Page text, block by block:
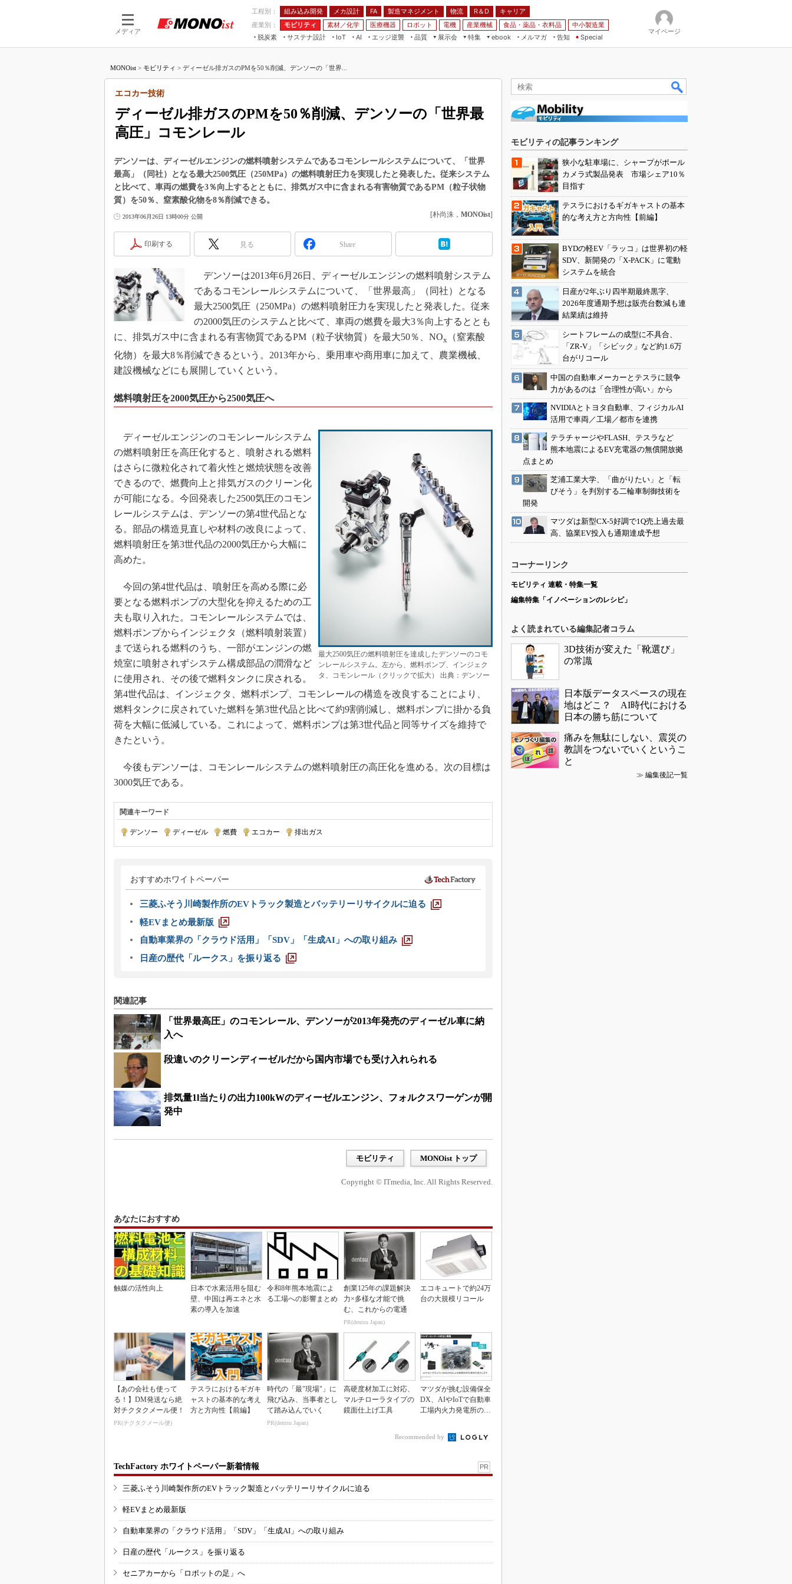
メディア
工程別： 組み込み開発 メカ設計 FA 製造マネジメント 物流 R＆D
キャリア
産業別：
モビリティ 素材／化学 医療機器 ロボット 電機 産業機械 食品・薬品・衣料品
中小製造業
脱炭素
サステナ設計
IoT
つながる工場
AI
AI×設備保全
エッジ逆襲 品質
展示会
JIMTOF
IIFES
TECHNO-FRONTIER
人テク展
AUTOMOTIVE WORLD
産業オープンネット展
特集
組み込み画像技術
組み込みモデリング
ISO26262
無償設計ツール
デジタルツインとCAE
S＆OP
インダストリー4.0
イノベーション
製造業ビッグデータ
海外生産
制御セキュリティ
新型コロナへの対応
ebook
メルマガ
告知 Special
マイページ
MONOist > モビリティ > ディーゼル排ガスのPMを50％削減、デンソーの「世界...
ディーゼル排ガスのPMを50％削減、デンソーの「世界最
高圧」コモンレール
エコカー技術
デンソーは、ディーゼルエンジンの燃料噴射システムであるコモンレールシステムについて、「世界
最高」（同社）となる最大2500気圧（250MPa）の燃料噴射圧力を実現したと発表した。従来システム
と比べて、車両の燃費を3％向上するとともに、排気ガス中に含まれる有害物質であるPM（粒子状物
質）を50％、窒素酸化物を8％削減できる。
2013年06月26日 13時00分 公開 [朴尚洙， MONOist]
印刷する 見る Share
デンソーは2013年6月26日、ディーゼルエンジンの燃料噴射システム
であるコモンレールシステムについて、「世界最高」（同社）となる
最大2500気圧（250MPa）の燃料噴射圧力を実現したと発表した。従来
の2000気圧のシステムと比べて、車両の燃費を最大3％向上するととも
に、排気ガス中に含まれる有害物質であるPM（粒子状物質）を最大50％、NOx （窒素酸
化物）を最大8％削減できるという。2013年から、乗用車や商用車に加えて、農業機械、
建設機械などにも展開していくという。
燃料噴射圧を2000気圧から2500気圧へ
最大2500気圧の燃料噴射圧を達成したデンソーのコモ
ンレールシステム。左から、燃料ポンプ、インジェク
タ、コモンレール（クリックで拡大） 出典：デンソー
ディーゼルエンジンのコモンレールシステム
の燃料噴射圧を高圧化すると、噴射される燃料
はさらに微粒化されて着火性と燃焼状態を改善
できるので、燃費向上と排気ガスのクリーン化
が可能になる。今回発表した2500気圧のコモン
レールシステムは、デンソーの第4世代品とな
る。部品の構造見直しや材料の改良によって、
燃料噴射圧を第3世代品の2000気圧から大幅に
高めた。
今回の第4世代品は、噴射圧を高める際に必
要となる燃料ポンプの大型化を抑えるための工
夫も取り入れた。コモンレールシステムでは、
燃料ポンプからインジェクタ（燃料噴射装置）
まで送られる燃料のうち、一部がエンジンの燃
焼室に噴射されずシステム構成部品の潤滑など
に使用され、その後で燃料タンクに戻される。
第4世代品は、インジェクタ、燃料ポンプ、コモンレールの構造を改良することにより、
燃料タンクに戻されていた燃料を第3世代品と比べて約9割削減し、燃料ポンプに掛かる負
荷を大幅に低減している。これによって、燃料ポンプは第3世代品と同等サイズを維持で
きたという。
今後もデンソーは、コモンレールシステムの燃料噴射圧の高圧化を進める。次の目標は
3000気圧である。
関連キーワード
デンソー ディーゼル 燃費 エコカー 排出ガス
おすすめホワイトペーパー
三菱ふそう川崎製作所のEVトラック製造とバッテリーリサイクルに迫る
軽EVまとめ最新版
自動車業界の「クラウド活用」「SDV」「生成AI」への取り組み
日産の歴代「ルークス」を振り返る
関連記事
「世界最高圧」のコモンレール、デンソーが2013年発売のディーゼル車に納
入へ
段違いのクリーンディーゼルだから国内市場でも受け入れられる
排気量1l当たりの出力100kWのディーゼルエンジン、フォルクスワーゲンが開
発中
モビリティ MONOist トップ
Copyright © ITmedia, Inc. All Rights Reserved.
あなたにおすすめ
触媒の活性向上
日本で水素活用を阻む
壁、中国は再エネと水
素の導入を加速
令和8年熊本地震によ
る工場への影響まとめ
創業125年の課題解決
力×多様な才能で挑
む、これからの電通
PR(dentsu Japan)
エコキュートで約24万
台の大規模リコール
【あの会社も使って
る！】DM発送なら絶
対チクタクメール便！
PR(チクタクメール便)
テスラにおけるギガキ
ャストの基本的な考え
方と方向性【前編】
時代の「最"現場"」に
飛び込み、当事者とし
て踏み込んでいく
PR(dentsu Japan)
高硬度材加工に対応、
マルチローラタイプの
鏡面仕上げ工具
マツダが挑む設備保全
DX、AIやIoTで自動車
工場内火力発電所の現
Recommended by
TechFactory ホワイトペーパー新着情報 PR
三菱ふそう川崎製作所のEVトラック製造とバッテリーリサイクルに迫る
軽EVまとめ最新版
自動車業界の「クラウド活用」「SDV」「生成AI」への取り組み
日産の歴代「ルークス」を振り返る
セニアカーから「ロボットの足」へ
モビリティの記事ランキング
狭小な駐車場に、シャープがポール
カメラ式製品発表 市場シェア10％
目指す
テスラにおけるギガキャストの基本
的な考え方と方向性【前編】
BYDの軽EV「ラッコ」は世界初の軽
SDV、新開発の「X-PACK」に電動
システムを統合
日産が2年ぶり四半期最終黒字、
2026年度通期予想は販売台数減も連
結業績は維持
シートフレームの成型に不具合、
「ZR-V」「シビック」など約1.6万
台がリコール
中国の自動車メーカーとテスラに競争
力があるのは「合理性が高い」から
NVIDIAとトヨタ自動車、フィジカルAI
活用で車両／工場／都市を連携
テラチャージやFLASH、テスラなど
熊本地震によるEV充電器の無償開放拠
点まとめ
芝浦工業大学、「曲がりたい」と「転
びそう」を判別する二輪車制御技術を
開発
マツダは新型CX-5好調で1Q売上過去最
高、協業EV投入も通期達成予想
コーナーリンク
モビリティ 連載・特集一覧
編集特集「イノベーションのレシピ」
よく読まれている編集記者コラム
3D技術が変えた「靴選び」
の常識
日本版データスペースの現在
地はどこ？ AI時代における
日本の勝ち筋について
痛みを無駄にしない、震災の
教訓をつないでいくというこ
と
≫ 編集後記一覧